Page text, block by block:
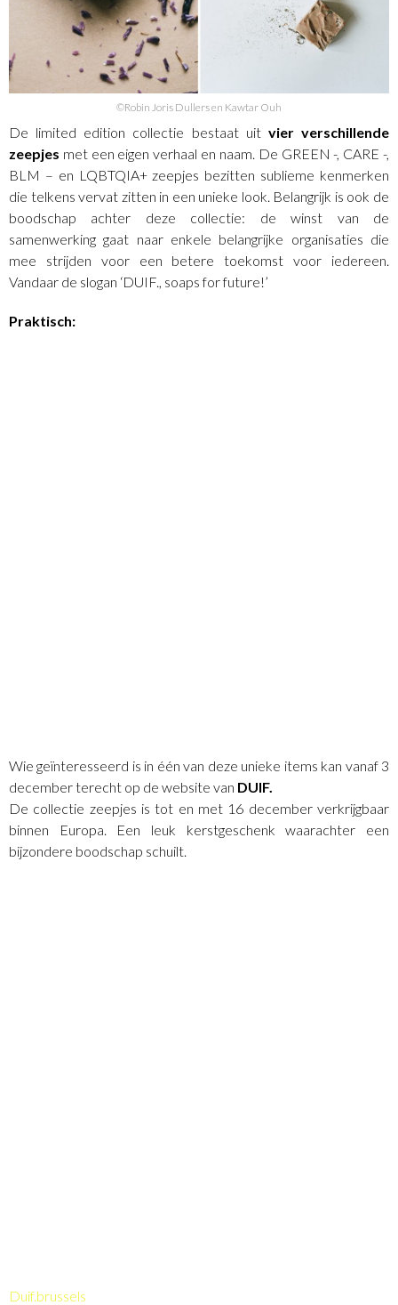
©Robin Joris Dullers en Kawtar Ouh
De limited edition collectie bestaat uit vier verschillende
zeepjes met een eigen verhaal en naam. De GREEN -, CARE -,
BLM – en LQBTQIA+ zeepjes bezitten sublieme kenmerken
die telkens vervat zitten in een unieke look. Belangrijk is ook de
boodschap achter deze collectie: de winst van de
samenwerking gaat naar enkele belangrijke organisaties die
mee strijden voor een betere toekomst voor iedereen.
Vandaar de slogan ‘DUIF., soaps for future!’
Praktisch:
Wie geïnteresseerd is in één van deze unieke items kan vanaf 3
december terecht op de website van DUIF.
De collectie zeepjes is tot en met 16 december verkrijgbaar
binnen Europa. Een leuk kerstgeschenk waarachter een
bijzondere boodschap schuilt.
Duif.brussels